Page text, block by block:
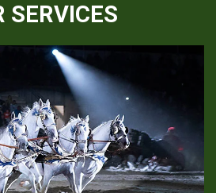
SERVICES